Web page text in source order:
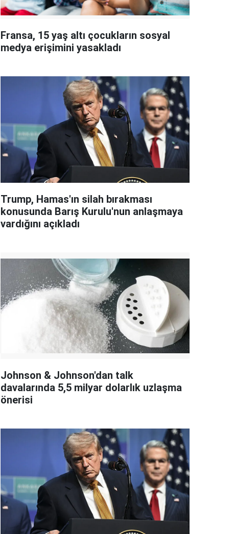
Fransa, 15 yaş altı çocukların sosyal
medya erişimini yasakladı
Trump, Hamas'ın silah bırakması
konusunda Barış Kurulu'nun anlaşmaya
vardığını açıkladı
Johnson & Johnson'dan talk
davalarında 5,5 milyar dolarlık uzlaşma
önerisi